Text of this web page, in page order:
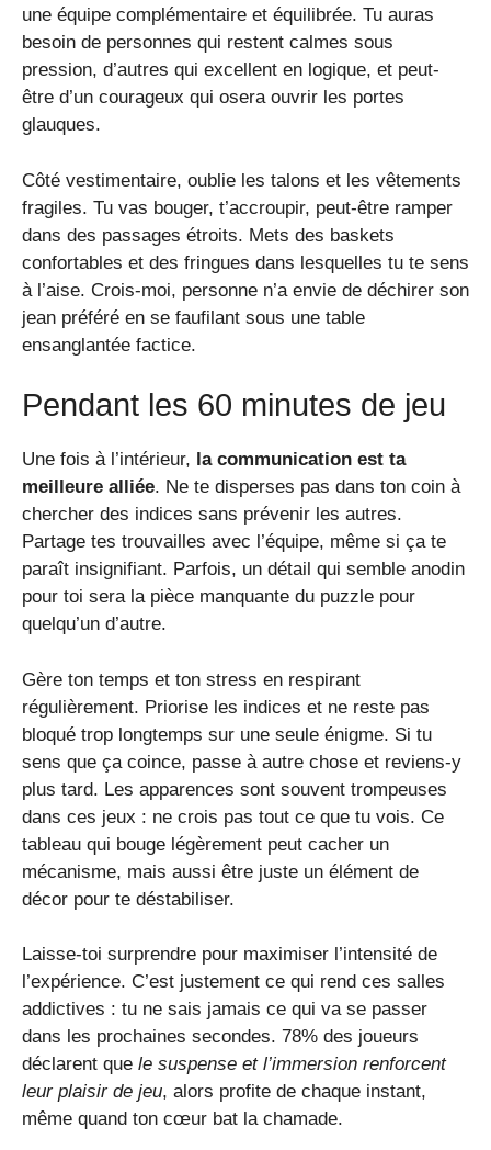
une équipe complémentaire et équilibrée. Tu auras
besoin de personnes qui restent calmes sous
pression, d’autres qui excellent en logique, et peut-
être d’un courageux qui osera ouvrir les portes
glauques.
Côté vestimentaire, oublie les talons et les vêtements
fragiles. Tu vas bouger, t’accroupir, peut-être ramper
dans des passages étroits. Mets des baskets
confortables et des fringues dans lesquelles tu te sens
à l’aise. Crois-moi, personne n’a envie de déchirer son
jean préféré en se faufilant sous une table
ensanglantée factice.
Pendant les 60 minutes de jeu
Une fois à l’intérieur, la communication est ta
meilleure alliée. Ne te disperses pas dans ton coin à
chercher des indices sans prévenir les autres.
Partage tes trouvailles avec l’équipe, même si ça te
paraît insignifiant. Parfois, un détail qui semble anodin
pour toi sera la pièce manquante du puzzle pour
quelqu’un d’autre.
Gère ton temps et ton stress en respirant
régulièrement. Priorise les indices et ne reste pas
bloqué trop longtemps sur une seule énigme. Si tu
sens que ça coince, passe à autre chose et reviens-y
plus tard. Les apparences sont souvent trompeuses
dans ces jeux : ne crois pas tout ce que tu vois. Ce
tableau qui bouge légèrement peut cacher un
mécanisme, mais aussi être juste un élément de
décor pour te déstabiliser.
Laisse-toi surprendre pour maximiser l’intensité de
l’expérience. C’est justement ce qui rend ces salles
addictives : tu ne sais jamais ce qui va se passer
dans les prochaines secondes. 78% des joueurs
déclarent que le suspense et l’immersion renforcent
leur plaisir de jeu, alors profite de chaque instant,
même quand ton cœur bat la chamade.